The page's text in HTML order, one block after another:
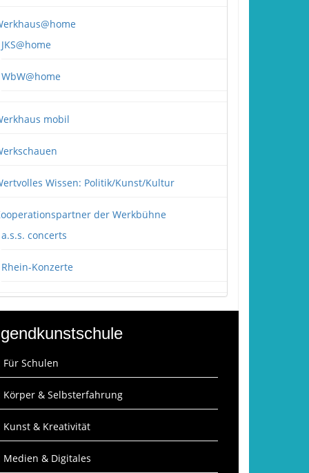
JKS@home
WbW@home
mobil
Wissen: Politik/Kunst/Kultur
der Werkbühne
a.s.s. concerts
Rhein-Konzerte
Für Schulen
Körper & Selbsterfahrung
Kunst & Kreativität
Medien & Digitales